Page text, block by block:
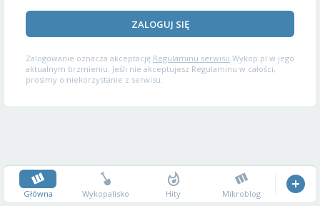
ZALOGUJ SIĘ
Zalogowanie oznacza akceptację Regulaminu serwisu Wykop.pl w jego
aktualnym brzmieniu. Jeśli nie akceptujesz Regulaminu w całości,
prosimy o niekorzystanie z serwisu.
Główna Wykopalisko Hity Mikroblog